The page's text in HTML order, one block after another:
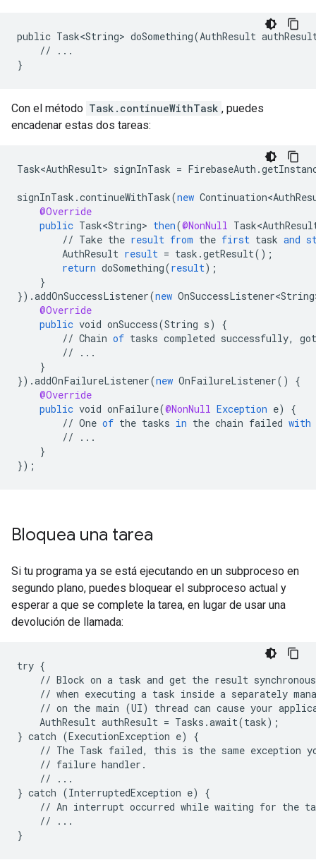
public Task<String> doSomething(AuthResult
    // ...
}
Con el método Task.continueWithTask , puedes
encadenar estas dos tareas:
Task<AuthResult> signInTask = FirebaseAuth .
signInTask .continueWithTask(new
@Override
public Task<String> then(@NonNull
// Take the result from the first task and
AuthResult result = task .getResult();
return doSomething(result);
}
}).addOnSuccessListener(new
@Override
public void onSuccess(String s)
{
// Chain of tasks completed successfully,
got
//
...
}
}).addOnFailureListener(new OnFailureListener()
{
@Override
public void onFailure(@NonNull Exception e)
{
// One of the tasks in the chain failed with
//
...
}
});
Bloquea una tarea
Si tu programa ya se está ejecutando en un subproceso en
segundo plano, puedes bloquear el subproceso actual y
esperar a que se complete la tarea, en lugar de usar una
devolución de llamada:
try {
// Block on a task and get the result
// when executing a task inside a separately
// on the main (UI) thread can cause your
    AuthResult authResult = Tasks.await(task);
} catch (ExecutionException e) {
// The Task failed, this is the same exception
    // failure handler.
    // ...
} catch (InterruptedException e) {
// An interrupt occurred while waiting for the
    // ...
}